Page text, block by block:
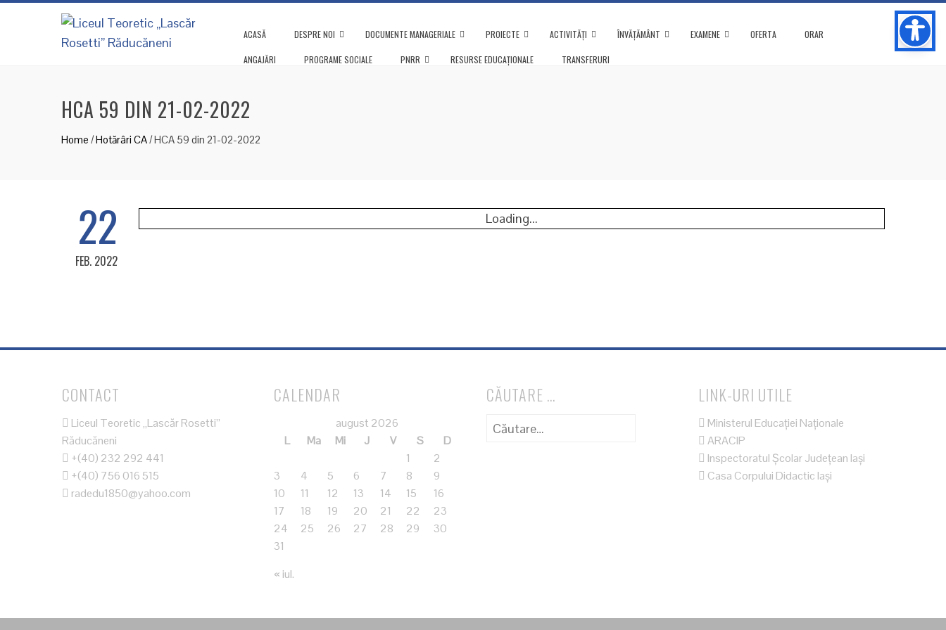
ACASĂ DESPRE NOI DOCUMENTE MANAGERIALE PROIECTE ACTIVITĂȚI ÎNVĂȚĂMÂNT EXAMENE OFERTA ORAR
ANGAJĂRI PROGRAME SOCIALE PNRR RESURSE EDUCAȚIONALE TRANSFERURI
HCA 59 DIN 21-02-2022
Home /Hotărâri CA/HCA 59 din 21-02-2022
22
FEB. 2022
Loading...
CONTACT
Liceul Teoretic „Lascăr Rosetti”
Răducăneni
+(40) 232 292 441
+(40) 756 016 515
radedu1850@yahoo.com
CALENDAR
august 2026
L
Ma Mi J V S
D
1
2
3
4 5 6 7 8
9
10
11 12 13 14 15
16
17
18 19 20 21 22
23
24
25 26 27 28 29
30
31
« iul.
CĂUTARE …
Caută
LINK-URI UTILE
Ministerul Educației Naționale
ARACIP
Inspectoratul Școlar Județean Iași
Casa Corpului Didactic Iași